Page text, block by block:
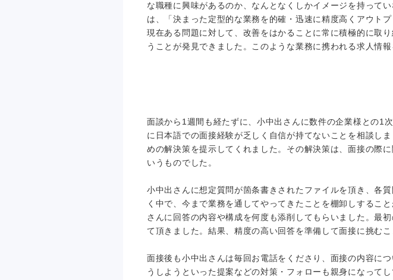
な職種に興味があるのか、なんとなくしかイメージを持って
は、「決まった定型的な業務を的確・迅速に精度高くアウト
現在ある問題に対して、改善をはかることに常に積極的に取
うことが発見できました。このような業務に携われる求人情
面談から1週間も経たずに、小中出さんに数件の企業様との1
に日本語での面接経験が乏しく自信が持てないことを相談し
めの解決策を提示してくれました。その解決策は、面接の際
いうものでした。
小中出さんに想定質問が箇条書きされたファイルを頂き、各
く中で、今まで業務を通してやってきたことを棚卸しするこ
さんに回答の内容や構成を何度も添削してもらいました。最
て頂きました。結果、精度の高い回答を準備して面接に挑むこ
面接後も小中出さんは毎回お電話をくださり、面接の内容に
うしようといった提案などの対策・フォローも親身になって